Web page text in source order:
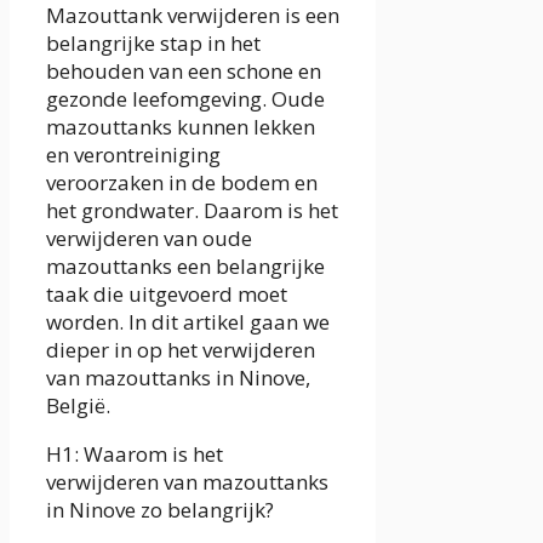
Mazouttank verwijderen is een
belangrijke stap in het
behouden van een schone en
gezonde leefomgeving. Oude
mazouttanks kunnen lekken
en verontreiniging
veroorzaken in de bodem en
het grondwater. Daarom is het
verwijderen van oude
mazouttanks een belangrijke
taak die uitgevoerd moet
worden. In dit artikel gaan we
dieper in op het verwijderen
van mazouttanks in Ninove,
België.
H1: Waarom is het
verwijderen van mazouttanks
in Ninove zo belangrijk?